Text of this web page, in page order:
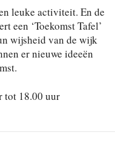
leuke activiteit. En de
een ‘Toekomst Tafel’
wijsheid van de wijk
er nieuwe ideeën
tot 18.00 uur